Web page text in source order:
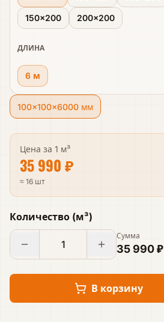
150×200 200×200
ДЛИНА
6 м
100×100×6000 мм
Цена за 1 м³
35 990 ₽
≈ 16 шт
Количество (м³)
Сумма
35 990 ₽
В корзину